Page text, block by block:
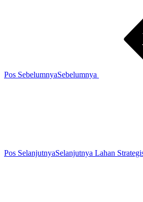
Pos SebelumnyaSebelumnya
Pos SelanjutnyaSelanjutnya Lahan